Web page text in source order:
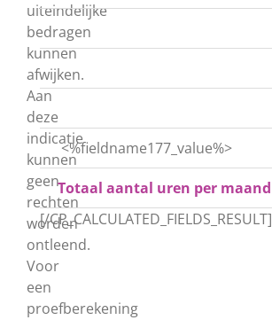
uiteindelijke
bedragen
kunnen
afwijken.
Aan
deze
indicatie
kunnen
geen
rechten
worden
ontleend.
Voor
een
proefberekening
<%fieldname177_value%>
Totaal aantal uren per maand
[/CP_CALCULATED_FIELDS_RESULT]